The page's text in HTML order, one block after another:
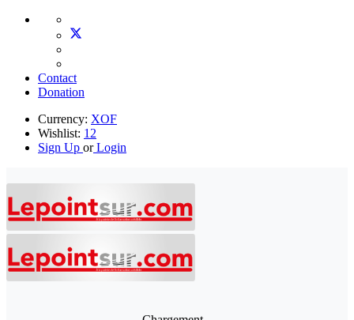
Contact
Donation
Currency: XOF
Wishlist: 12
Sign Up orLogin